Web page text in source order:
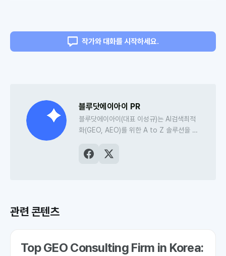
작가와 대화를 시작하세요.
블루닷에이아이 PR
블루닷에이아이(대표 이성규)는 AI검색최적
화(GEO, AEO)를 위한 A to Z 솔루션을 개
AI검색최적화 플랫폼인
관련 콘텐츠
Top GEO Consulting Firm in Korea: